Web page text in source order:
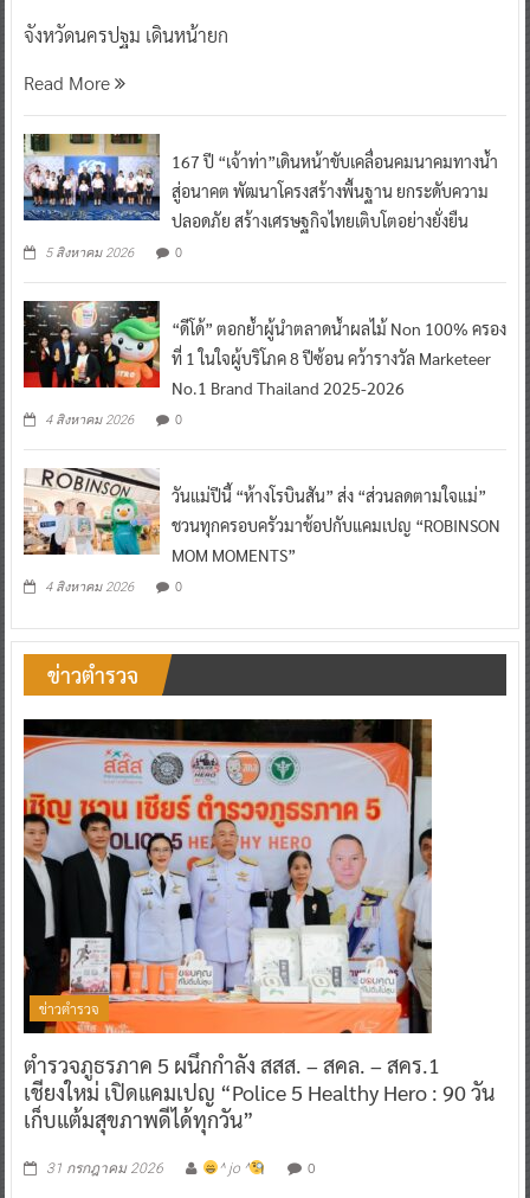
จังหวัดนครปฐม เดินหน้ายก
Read More
167 ปี “เจ้าท่า”เดินหน้าขับเคลื่อนคมนาคมทางน้ำ
สู่อนาคต พัฒนาโครงสร้างพื้นฐาน ยกระดับความ
ปลอดภัย สร้างเศรษฐกิจไทยเติบโตอย่างยั่งยืน
5 สิงหาคม 2026 0
“ดีโด้” ตอกย้ำผู้นำตลาดน้ำผลไม้ Non 100% ครอง
ที่ 1 ในใจผู้บริโภค 8 ปีซ้อน คว้ารางวัล Marketeer
No.1 Brand Thailand 2025-2026
4 สิงหาคม 2026 0
วันแม่ปีนี้ “ห้างโรบินสัน” ส่ง “ส่วนลดตามใจแม่”
ชวนทุกครอบครัวมาช้อปกับแคมเปญ “ROBINSON
MOM MOMENTS”
4 สิงหาคม 2026 0
ข่าวตำรวจ
ข่าวตำรวจ
ตำรวจภูธรภาค 5 ผนึกกำลัง สสส. – สคล. – สคร.1
เชียงใหม่ เปิดแคมเปญ “Police 5 Healthy Hero : 90 วัน
เก็บแต้มสุขภาพดีได้ทุกวัน”
31 กรกฎาคม 2026 ^ jo ^ 0